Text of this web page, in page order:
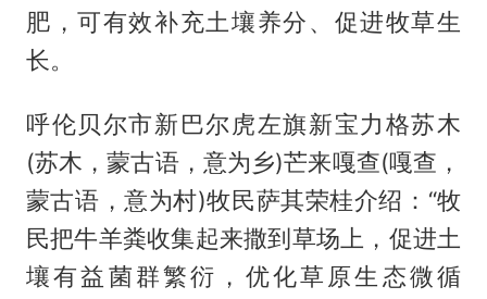
肥，可有效补充土壤养分、促进牧草生
长。
呼伦贝尔市新巴尔虎左旗新宝力格苏木
(苏木，蒙古语，意为乡)芒来嘎查(嘎查，
蒙古语，意为村)牧民萨其荣桂介绍：“牧
民把牛羊粪收集起来撒到草场上，促进土
壤有益菌群繁衍，优化草原生态微循